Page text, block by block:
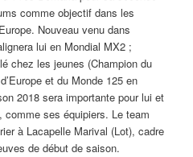
comme objectif dans les
Nouveau venu dans
lui en Mondial MX2 ;
chez les jeunes (Champion du
et du Monde 125 en
2018 sera importante pour lui et
comme ses équipiers. Le team
à Lacapelle Marival (Lot), cadre
de début de saison.